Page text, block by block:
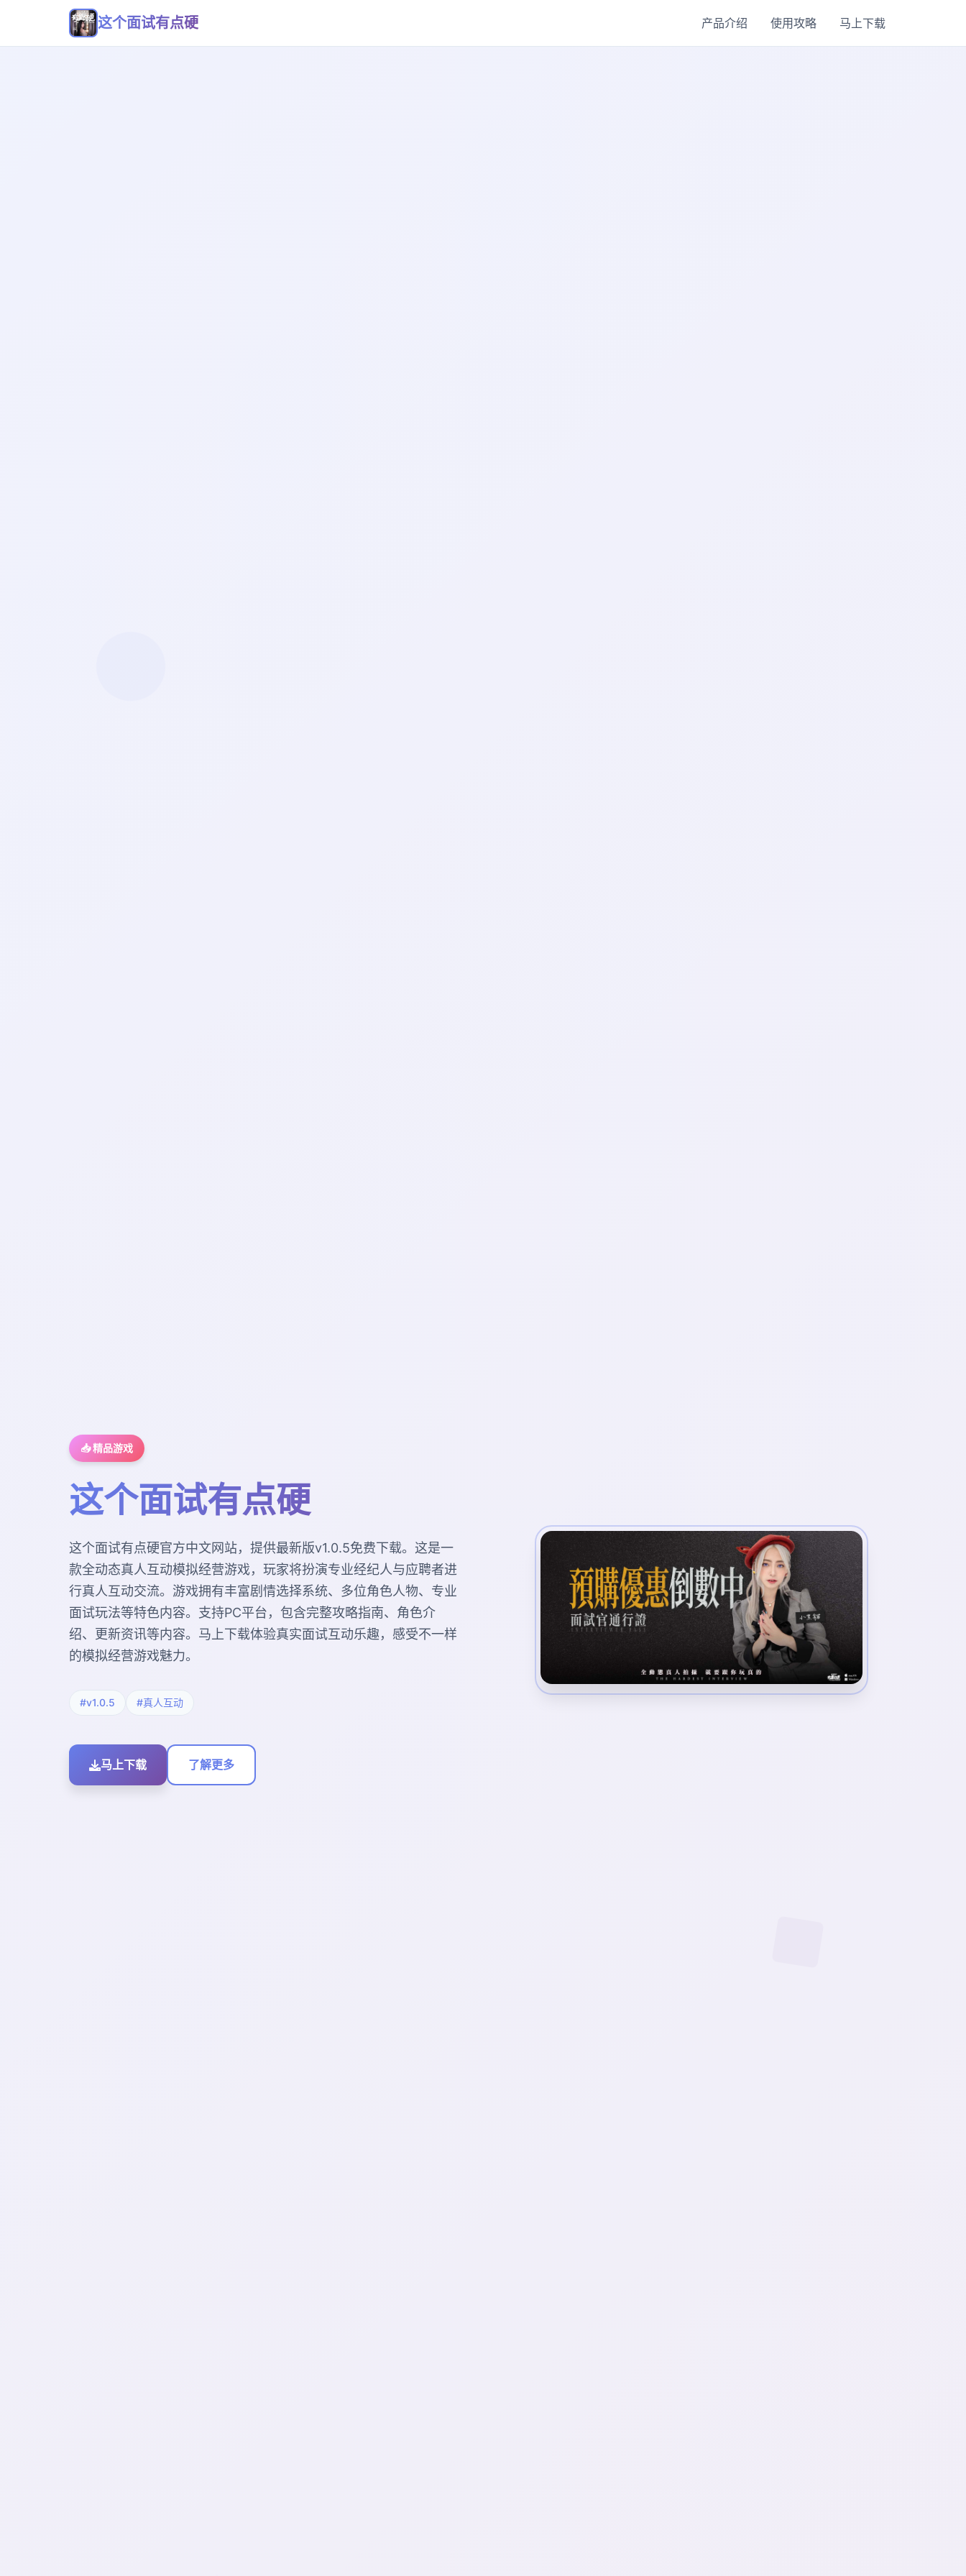
这个面试有点硬 产品介绍 使用攻略 马上下载
📥 精品游戏
这个面试有点硬
这个面试有点硬官方中文网站，提供最新版v1.0.5免费下载。这是一
款全动态真人互动模拟经营游戏，玩家将扮演专业经纪人与应聘者进
行真人互动交流。游戏拥有丰富剧情选择系统、多位角色人物、专业
面试玩法等特色内容。支持PC平台，包含完整攻略指南、角色介
绍、更新资讯等内容。马上下载体验真实面试互动乐趣，感受不一样
的模拟经营游戏魅力。
#v1.0.5 #真人互动
马上下载 了解更多